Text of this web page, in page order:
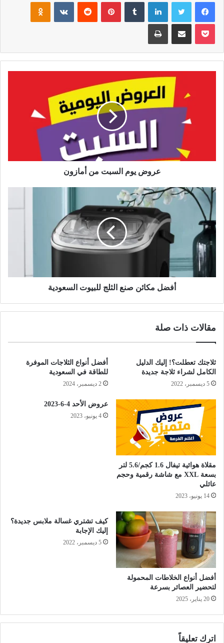
بوكيت مشاركة عبر البريد طباعة
عروض يوم السبت من أمازون
أفضل مكائن صنع الثلج للبيوت السعودية
مقالات ذات صلة
ثلاجتك تعطلت؟! إليك الدليل
الكامل لشراء ثلاجة جديدة
5 ديسمبر، 2022
أفضل أنواع الثلاجات الموفرة
للطاقة في السعودية
2 ديسمبر، 2024
مقلاة هوائية تيفال 1.6 كجم/5.6 لتر
بسعة XXL مع شاشة رقمية وحجم
عائلي
14 يونيو، 2023
عروض الأحد 4-6-2023
4 يونيو، 2023
أفضل أنواع الخلاطات المحمولة
لتحضير العصائر بسرعة
20 يناير، 2025
كيف تشتري غسالة ملابس جديدة؟
إليك الإجابة
5 ديسمبر، 2022
اترك تعليقاً